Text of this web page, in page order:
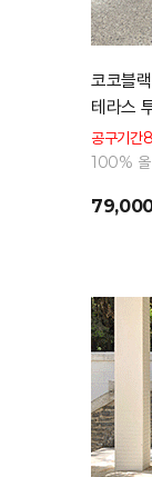
코코블
테라스
공구기
100% 올